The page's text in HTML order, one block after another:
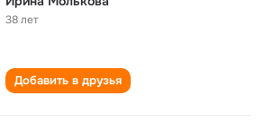
38 лет
Добавить в друзья